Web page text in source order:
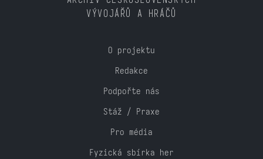
VÝVOJÁŘŮ A HRÁČŮ
O projektu
Redakce
Podpořte nás
Stáž / Praxe
Pro média
Fyzická sbírka her